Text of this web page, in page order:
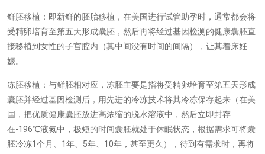
鲜胚移植：即新鲜的胚胎移植，在美国进行试管助孕时，通常都会将
受精卵培育至第五天形成囊胚，然后再将经过基因检测的健康囊胚直
接移植到女性的子宫腔内（其中间没有时间的间隔），让其着床妊
娠。
冻胚移植：与鲜胚相对应，冻胚主要是指将受精卵培育至第五天形成
囊胚并经过基因检测后，用先进的冷冻技术将其冷冻保存起来（在美
国，把优质健康囊胚放进高浓缩的脱水溶液中，然后立即封存
在-196℃液氮中，极短的时间囊胚就处于休眠状态，根据需求可将囊
胚冷冻1 个月、 1 年、 5年、 10年，甚至更久），待到有需求时，再将